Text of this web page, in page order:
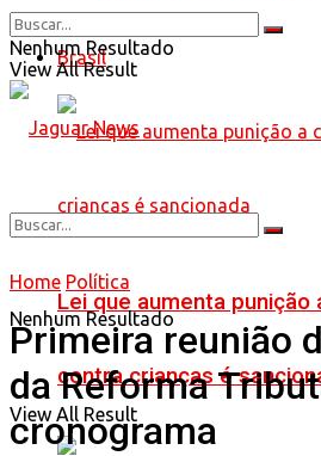
Brasil
Lei que aumenta punição
contra crianças é
Nenhum Resultado
View All Result
Nenhum Resultado
View All Result
Home Política
Primeira reunião
da Reforma
cronograma